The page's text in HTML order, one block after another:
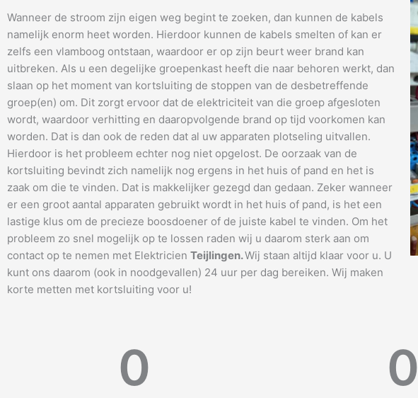
Wanneer de stroom zijn eigen weg begint te zoeken, dan kunnen de kabels
namelijk enorm heet worden. Hierdoor kunnen de kabels smelten of kan er
zelfs een vlamboog ontstaan, waardoor er op zijn beurt weer brand kan
uitbreken. Als u een degelijke groepenkast heeft die naar behoren werkt, dan
slaan op het moment van kortsluiting de stoppen van de desbetreffende
groep(en) om. Dit zorgt ervoor dat de elektriciteit van die groep afgesloten
wordt, waardoor verhitting en daaropvolgende brand op tijd voorkomen kan
worden. Dat is dan ook de reden dat al uw apparaten plotseling uitvallen.
Hierdoor is het probleem echter nog niet opgelost. De oorzaak van de
kortsluiting bevindt zich namelijk nog ergens in het huis of pand en het is
zaak om die te vinden. Dat is makkelijker gezegd dan gedaan. Zeker wanneer
er een groot aantal apparaten gebruikt wordt in het huis of pand, is het een
lastige klus om de precieze boosdoener of de juiste kabel te vinden. Om het
probleem zo snel mogelijk op te lossen raden wij u daarom sterk aan om
contact op te nemen met Elektricien Teijlingen.Wij staan altijd klaar voor u. U
kunt ons daarom (ook in noodgevallen) 24 uur per dag bereiken. Wij maken
korte metten met kortsluiting voor u!
0 0